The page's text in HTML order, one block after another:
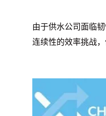
由于供水公司面临
连续性的效率挑战